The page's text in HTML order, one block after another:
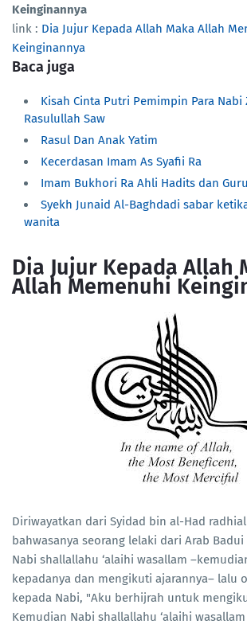
Keinginannya
link : Dia Jujur Kepada Allah Maka Allah
Keinginannya
Baca juga
Kisah Cinta Putri Pemimpin Para
Rasulullah Saw
Rasul Dan Anak Yatim
Kecerdasan Imam As Syafii Ra
Imam Bukhori Ra Ahli Hadits dan
Syekh Junaid Al-Baghdadi sabar
wanita
Dia Jujur Kepada Allah
Allah Memenuhi
Diriwayatkan dari Syidad bin al-Had
bahwasanya seorang lelaki dari Arab
Nabi shallallahu ‘alaihi wasallam
kepadanya dan mengikuti ajarannya– lalu
kepada Nabi, "Aku berhijrah untuk
Kemudian Nabi shallallahu ‘alaihi